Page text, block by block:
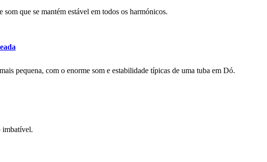
que se mantém estável em todos os harmónicos.
pequena, com o enorme som e estabilidade típicas de uma tuba em Dó.
imbatível.